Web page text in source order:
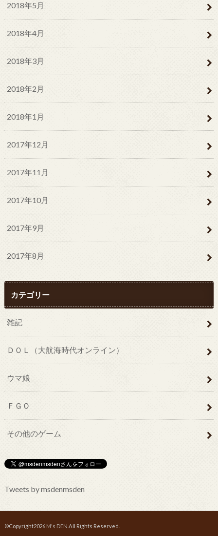
2018年5月
2018年4月
2018年3月
2018年2月
2018年1月
2017年12月
2017年11月
2017年10月
2017年9月
2017年8月
カテゴリー
雑記
ＤＯＬ（大航海時代オンライン）
ウマ娘
ＦＧＯ
その他のゲーム
Tweets by msdenmsden
©Copyright2026 M's DEN .All Rights Reserved.